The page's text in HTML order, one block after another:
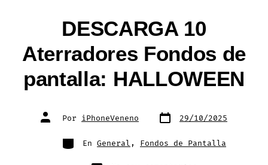
DESCARGA 10
Aterradores Fondos de
pantalla: HALLOWEEN
Autor
de Por iPhoneVeneno Fecha
de 29/10/2025
Categorías
En General , Fondos de Pantalla